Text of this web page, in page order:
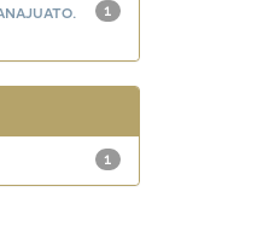
1
1